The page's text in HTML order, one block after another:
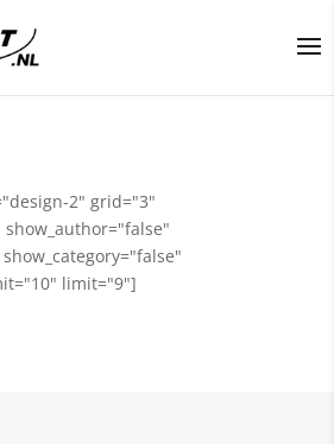
2" grid="3"
limit="9"]